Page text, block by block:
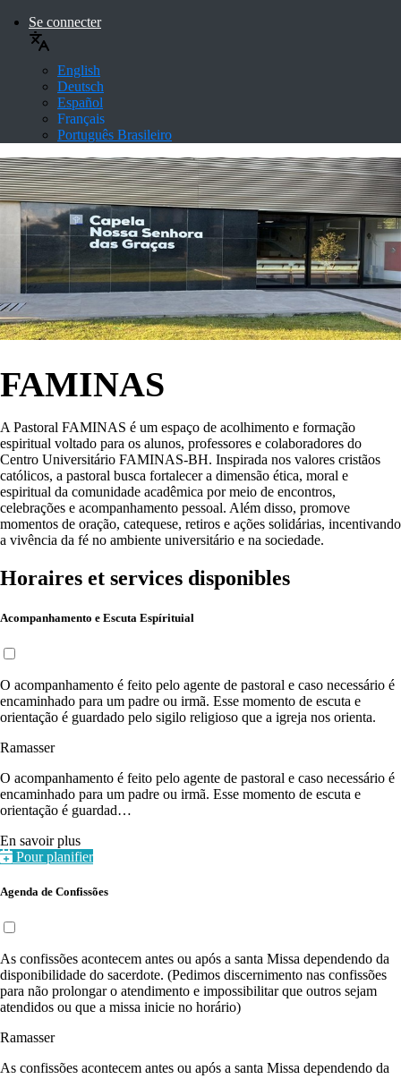
Se connecter
English
Deutsch
Español
Français
Português Brasileiro
FAMINAS
A Pastoral FAMINAS é um espaço de acolhimento e formação
espiritual voltado para os alunos, professores e colaboradores do
Centro Universitário FAMINAS-BH. Inspirada nos valores cristãos
católicos, a pastoral busca fortalecer a dimensão ética, moral e
espiritual da comunidade acadêmica por meio de encontros,
celebrações e acompanhamento pessoal. Além disso, promove
momentos de oração, catequese, retiros e ações solidárias, incentivando
a vivência da fé no ambiente universitário e na sociedade.
Horaires et services disponibles
Acompanhamento e Escuta Espírituial
O acompanhamento é feito pelo agente de pastoral e caso necessário é
encaminhado para um padre ou irmã. Esse momento de escuta e
orientação é guardado pelo sigilo religioso que a igreja nos orienta.
Ramasser
O acompanhamento é feito pelo agente de pastoral e caso necessário é
encaminhado para um padre ou irmã. Esse momento de escuta e
orientação é guardad…
En savoir plus
Pour planifier
Agenda de Confissões
As confissões acontecem antes ou após a santa Missa dependendo da
disponibilidade do sacerdote. (Pedimos discernimento nas confissões
para não prolongar o atendimento e impossibilitar que outros sejam
atendidos ou que a missa inicie no horário)
Ramasser
As confissões acontecem antes ou após a santa Missa dependendo da